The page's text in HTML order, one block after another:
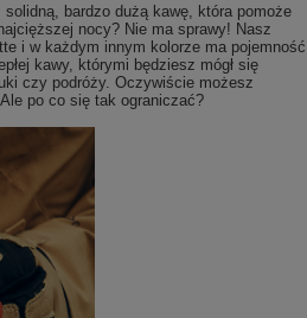
solidną, bardzo dużą kawę, która pomoże
nocy? Nie ma sprawy! Nasz
i w każdym innym kolorze ma pojemność
kawy, którymi będziesz mógł się
czy podróży. Oczywiście możesz
po co się tak ograniczać?